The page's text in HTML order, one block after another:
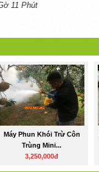
11 Phút
Máy Phun Khói Trừ Côn
Trùng Mini...
3,250,000đ